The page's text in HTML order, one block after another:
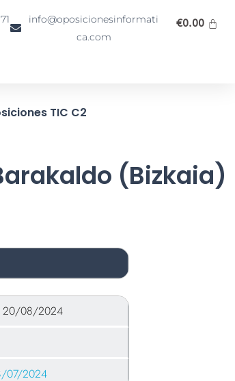
info@oposicionesinformati
ca.com
€0.00
TIC C2
(Bizkaia)
20/08/2024
07/2024